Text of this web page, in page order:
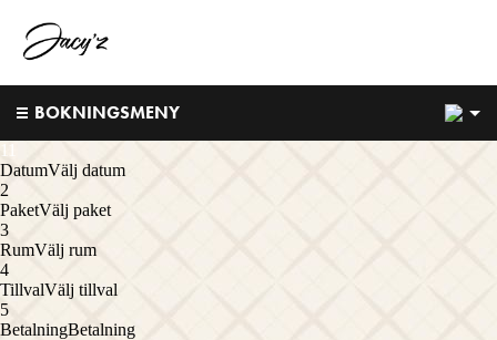
BOKNINGSMENY
1
DatumVälj datum
2
PaketVälj paket
3
RumVälj rum
4
TillvalVälj tillval
5
BetalningBetalning